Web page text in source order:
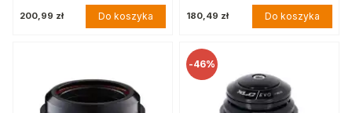
200,99 zł Do koszyka 180,49 zł Do koszyka
-46%